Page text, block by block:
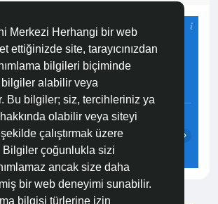
Merkezi Herhangi bir web
ettiğinizde site, tarayıcınızdan
bilgileri biçiminde
alabilir veya
Bu bilgiler; siz, tercihleriniz ya
hakkında olabilir veya siteyi
çalıştırmak üzere
Bilgiler çoğunlukla sizi
ancak size daha
bir web deneyimi sunabilir.
bilgisi türlerine izin
Istanbul
m/s 54%
20:00 21:00
26°C
22:00
25°C
23:00
›